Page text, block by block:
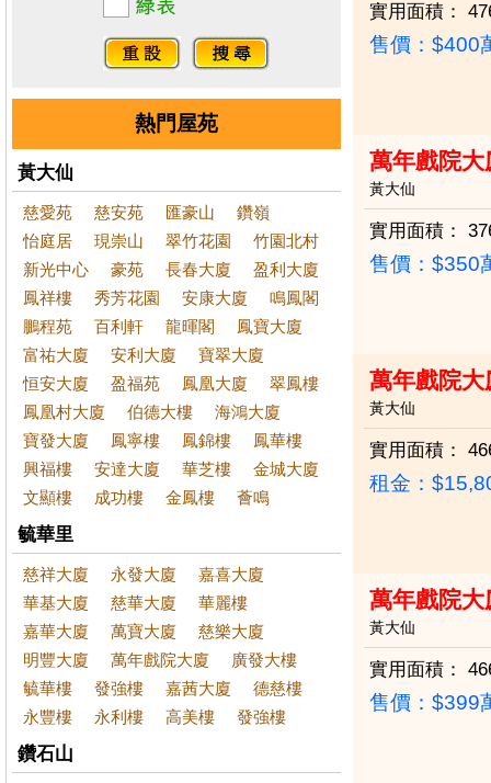
熱門屋苑
黃大仙
慈愛苑 慈安苑 匯豪山
鑽嶺
怡庭居
現崇山 翠竹花園
竹園北村
新光中心
豪苑 長春大廈
盈利大廈
鳳祥樓
秀芳花園 安康大廈
鳴鳳閣
鵬程苑
百利軒 龍暉閣
鳳寶大廈
富祐大廈
安利大廈
寶翠大廈
恒安大廈
盈福苑 鳳凰大廈
翠鳳樓
鳳凰村大廈
伯德大樓
海鴻大廈
寶發大廈
鳳寧樓 鳳錦樓
鳳華樓
興福樓
安達大廈 華芝樓
金城大廈
文顯樓
成功樓 金鳳樓 薈鳴
毓華里
慈祥大廈 永發大廈
嘉喜大廈
華基大廈
慈華大廈
華麗樓
嘉華大廈
萬寶大廈
慈樂大廈
明豐大廈
萬年戲院大廈
廣發大樓
毓華樓
發強樓 嘉茜大廈
德慈樓
永豐樓
永利樓 高美樓 發強樓
鑽石山
實用面積：
售價： $400
萬年戲院大
黃大仙
實用面積：
售價： $350
萬年戲院大
黃大仙
實用面積：
租金：
萬年戲院大
黃大仙
實用面積：
售價： $399